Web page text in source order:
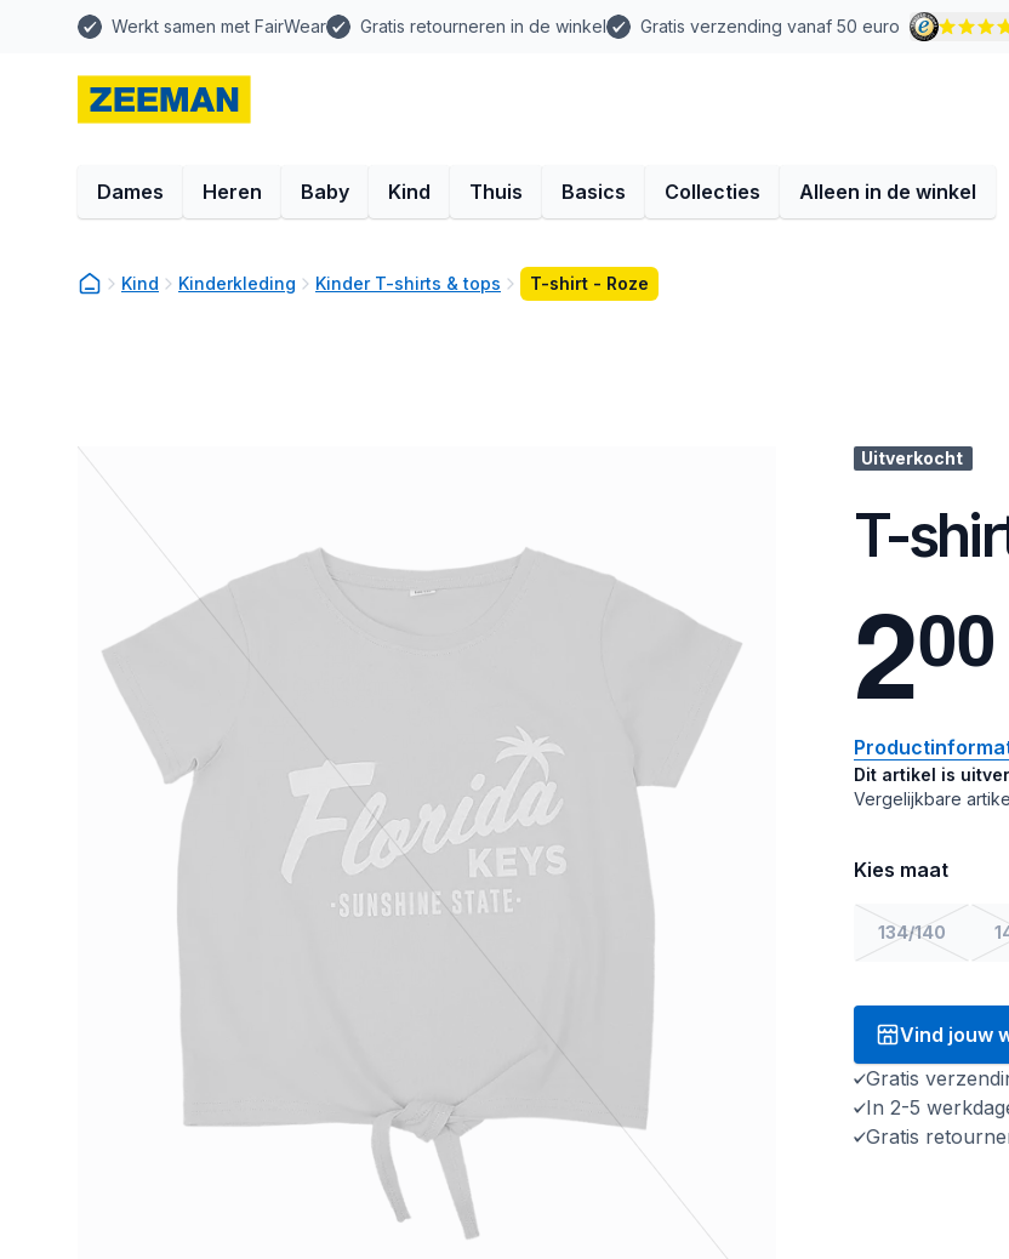
Werkt samen met FairWear Gratis retourneren in de winkel Gratis verzending vanaf 50 euro
Dames Heren Baby Kind Thuis Basics Collecties Alleen in de winkel
Kind Kinderkleding Kinder T-shirts & tops T-shirt - Roze
Uitverkocht
T-
200
Dit artikel is
Vergelijkbare
Kies maat
134/140
Vind jouw
Gratis
In 2-5
Gratis